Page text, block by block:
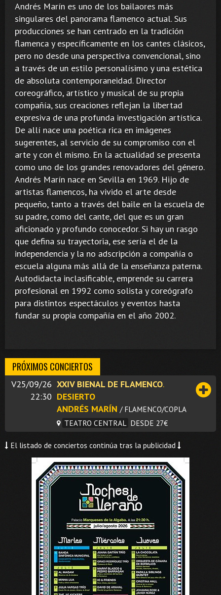
Andrés Marín es uno de los bailaores más
singulares del panorama flamenco actual. Sus
producciones se han centrado en la tradición
flamenca y específicamente en los cantes clásicos,
pero no desde una perspectiva convencional, sino
a través de un estilo personalísimo y una estética
de absoluta contemporaneidad. Director
coreográfico, artístico y musical de su propia
compañía, sus creaciones reflejan la libertad
expresiva de una profunda investigación artística.
De allí nace una poética rica en imágenes
sugerentes, al servicio de su compromiso con el
arte y con él mismo. En la actualidad se presenta
como uno de los grandes renovadores del género.
Andrés Marín nace en Sevilla en 1969. Hijo de
artistas flamencos, ha vivido el arte desde
pequeño, tanto a través del baile en la escuela de
su padre, como del cante, del que es un gran
aficionado y profundo conocedor. Si hay un rasgo
que defina su trayectoria, ese sería el de la
independencia y la no adscripción a compañía o
escuela alguna más allá de la enseñanza paterna.
Autodidacta inclasificable, emprende su carrera
profesional en 1992 como solista y coreógrafo
para distintos espectáculos y eventos hasta
fundar su propia compañía en el año 2002.
PRÓXIMOS CONCIERTOS
V25/09/26
22:30
XXIV BIENAL DE FLAMENCO.
DESIERTO
ANDRÉS MARÍN / FLAMENCO/COPLA
TEATRO CENTRAL DESDE 27€
El listado de conciertos continúa tras la publicidad